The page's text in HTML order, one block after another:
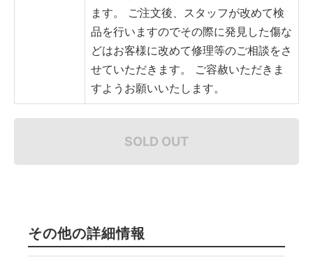
ます。
ご注文後、スタッフが改めて検
品を行いますのでその際に発見した傷な
どはお客様に改めて修理等のご相談をさ
せていただきます。
ご容赦いただきま
すようお願いいたします。
SOLD OUT
その他の詳細情報